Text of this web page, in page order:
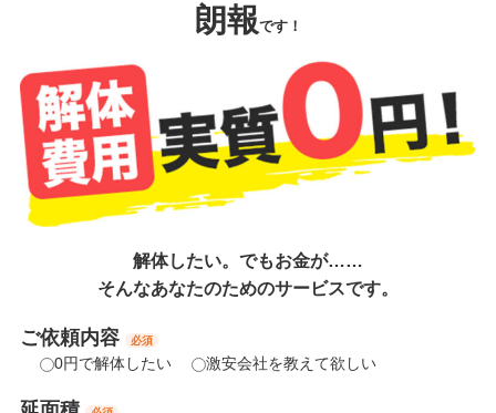
朗報です！
解体したい。でもお金が……
そんなあなたのためのサービスです。
ご依頼内容 必須
0円で解体したい 激安会社を教えて欲しい